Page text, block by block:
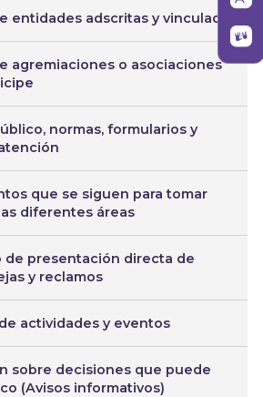
entidades adscritas y vinculada
agremiaciones o asociaciones
normas, formularios y
que se siguen para tomar
diferentes áreas
de presentación directa de
y reclamos
de actividades y eventos
sobre decisiones que puede
(Avisos informativos)